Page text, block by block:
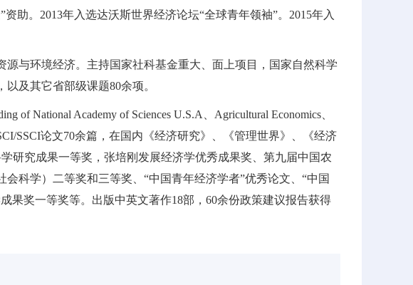
助。2013年入选达沃斯世界经济论坛“全球青年领袖”。2015年入
与环境经济。主持国家社科基金重大、面上项目，国家自然科学
及其它省部级课题80余项。
of National Academy of Sciences U.S.A、Agricultural Economics、
SSCI论文70余篇，在国内《经济研究》、《管理世界》、《经济
研究成果一等奖，张培刚发展经济学优秀成果奖、第九届中国农
科学）二等奖和三等奖、“中国青年经济学者”优秀论文、“中国
果奖一等奖等。出版中英文著作18部，60余份政策建议报告获得